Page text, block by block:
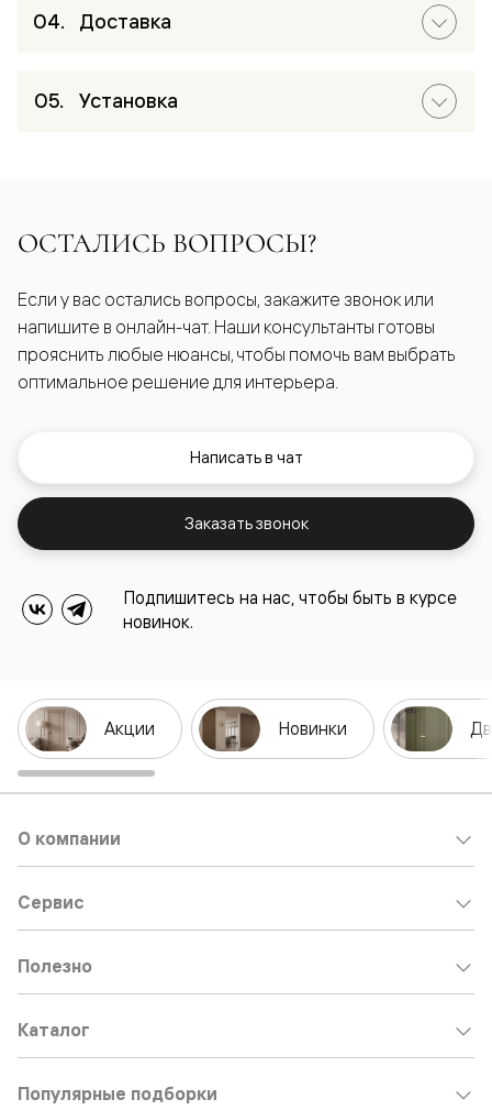
Доставка
Установка
ОСТАЛИСЬ ВОПРОСЫ?
Если у вас остались вопросы, закажите звонок или
напишите в онлайн-чат. Наши консультанты готовы
прояснить любые нюансы, чтобы помочь вам выбрать
оптимальное решение для интерьера.
Написать в чат
Заказать звонок
Подпишитесь на нас, чтобы быть в курсе
новинок.
Акции Новинки
О компании
Сервис
Полезно
Каталог
Популярные подборки